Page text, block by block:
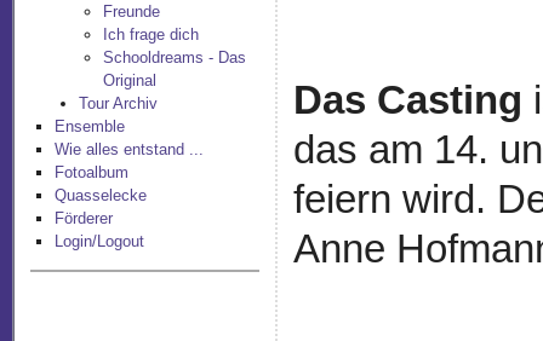
Freunde
Ich frage dich
Schooldreams - Das
Original
Tour Archiv
Ensemble
Wie alles entstand ...
Fotoalbum
Quasselecke
Förderer
Login/Logout
Das Casting
das am 14.
feiern wird.
Anne